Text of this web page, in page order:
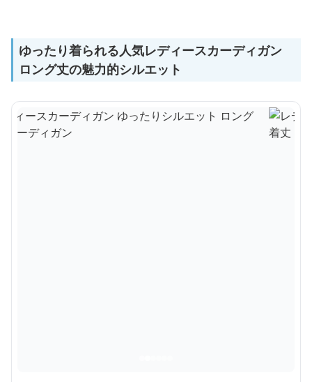
ゆったり着られる人気レディースカーディガン
ロング丈の魅力的シルエット